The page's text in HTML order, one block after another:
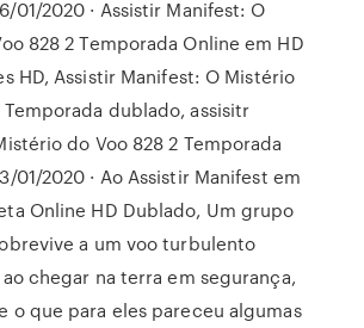
01/2020 · Assistir Manifest: O
828 2 Temporada Online em HD
HD, Assistir Manifest: O Mistério
Temporada dublado, assisitr
do Voo 828 2 Temporada
01/2020 · Ao Assistir Manifest em
Online HD Dublado, Um grupo
a um voo turbulento
chegar na terra em segurança,
o que para eles pareceu algumas